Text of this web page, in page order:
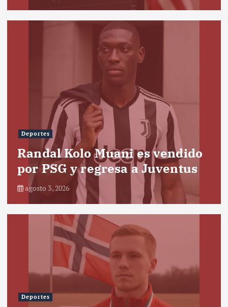
Deportes
Randal Kolo Muani es vendido
por PSG y regresa a Juventus
agosto 3, 2026
Deportes